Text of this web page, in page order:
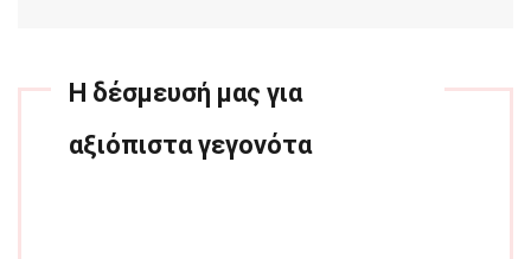
Η δέσμευσή μας για
αξιόπιστα γεγονότα